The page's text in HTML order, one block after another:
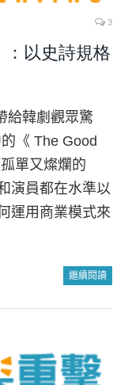
3
：以史詩規格
給韓劇觀眾驚
《 The Good
單又燦爛的
演員都在水準以
運用商業模式來
繼續閱讀